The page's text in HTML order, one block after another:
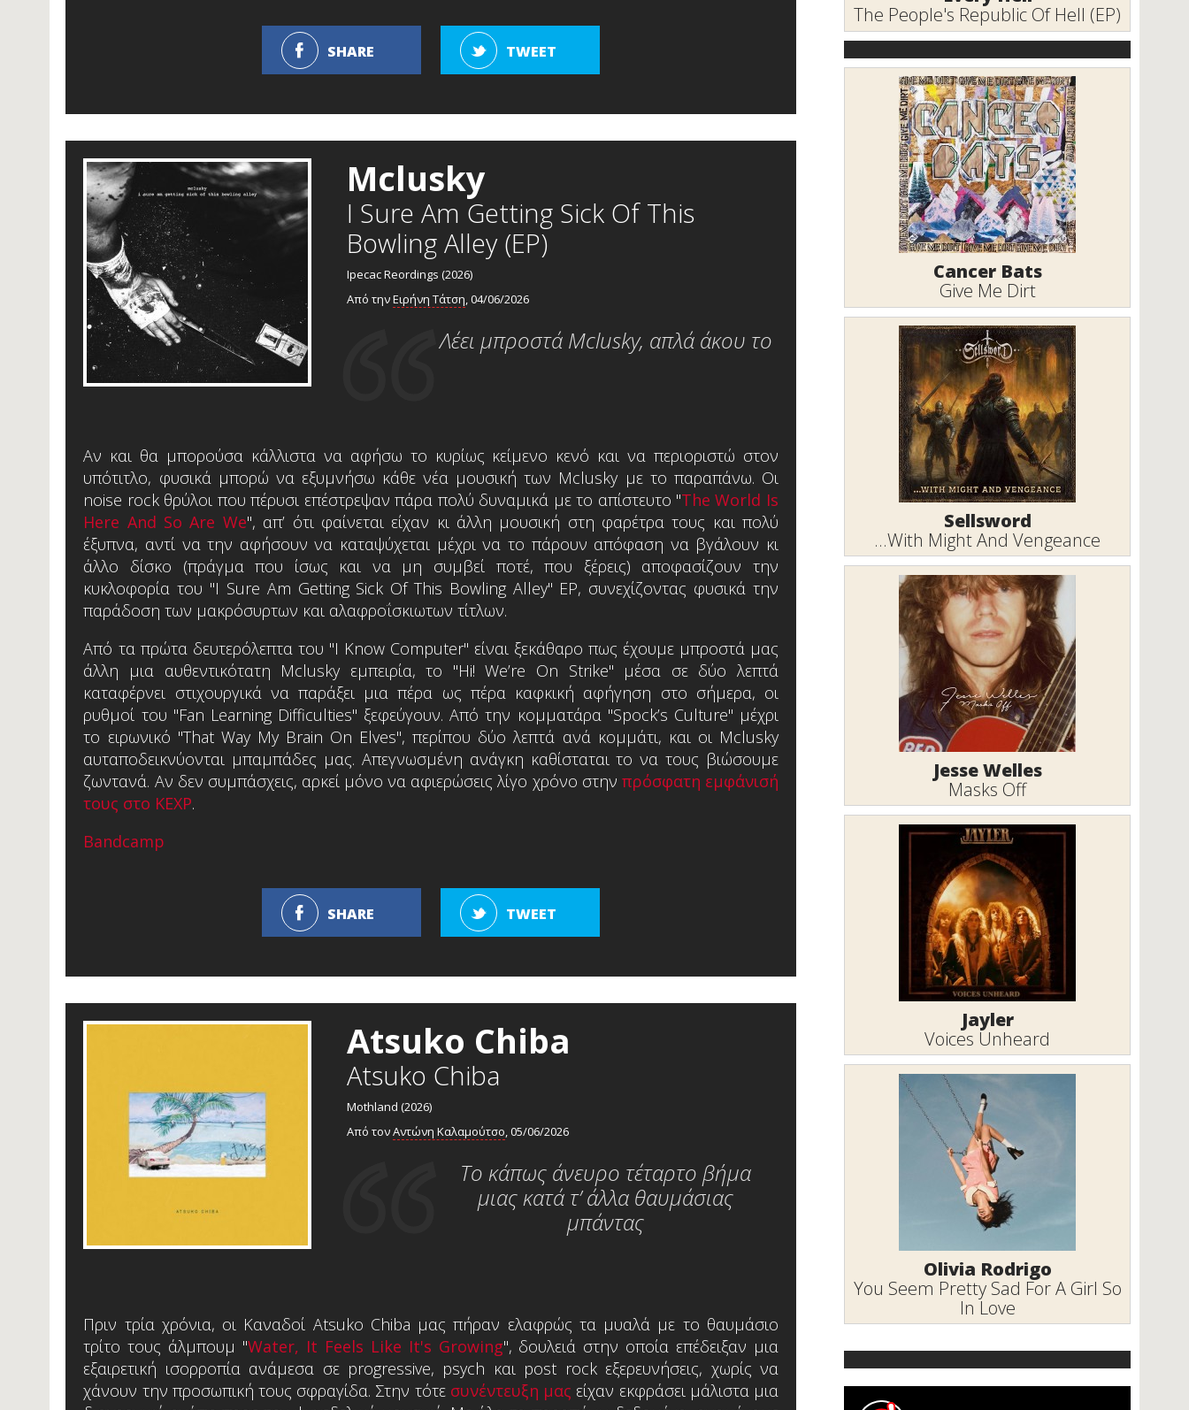
SHARE TWEET
Mclusky
I Sure Am Getting Sick Of This
Bowling Alley (EP)
Ipecac Reordings (2026)
Από τηνΕιρήνη Τάτση, 04/06/2026
Λέει μπροστά Mclusky, απλά άκου το
Αν και θα μπορούσα κάλλιστα να αφήσω το κυρίως κείμενο κενό και να περιοριστώ στον
υπότιτλο, φυσικά μπορώ να εξυμνήσω κάθε νέα μουσική των Mclusky με το παραπάνω. Οι
noise rock θρύλοι που πέρυσι επέστρεψαν πάρα πολύ δυναμικά με το απίστευτο "The World Is
Here And So Are We", απ’ ότι φαίνεται είχαν κι άλλη μουσική στη φαρέτρα τους και πολύ
έξυπνα, αντί να την αφήσουν να καταψύχεται μέχρι να το πάρουν απόφαση να βγάλουν κι
άλλο δίσκο (πράγμα που ίσως και να μη συμβεί ποτέ, που ξέρεις) αποφασίζουν την
κυκλοφορία του "I Sure Am Getting Sick Of This Bowling Alley" EP, συνεχίζοντας φυσικά την
παράδοση των μακρόσυρτων και αλαφροΐσκιωτων τίτλων.
Από τα πρώτα δευτερόλεπτα του "I Know Computer" είναι ξεκάθαρο πως έχουμε μπροστά μας
άλλη μια αυθεντικότατη Mclusky εμπειρία, το "Hi! We’re On Strike" μέσα σε δύο λεπτά
καταφέρνει στιχουργικά να παράξει μια πέρα ως πέρα καφκική αφήγηση στο σήμερα, οι
ρυθμοί του "Fan Learning Difficulties" ξεφεύγουν. Από την κομματάρα "Spock’s Culture" μέχρι
το ειρωνικό "That Way My Brain On Elves", περίπου δύο λεπτά ανά κομμάτι, και οι Mclusky
αυταποδεικνύονται μπαμπάδες μας. Απεγνωσμένη ανάγκη καθίσταται το να τους βιώσουμε
ζωντανά. Αν δεν συμπάσχεις, αρκεί μόνο να αφιερώσεις λίγο χρόνο στην πρόσφατη εμφάνισή
τους στο KEXP.
Bandcamp
SHARE TWEET
Atsuko Chiba
Atsuko Chiba
Mothland (2026)
Από τονΑντώνη Καλαμούτσο, 05/06/2026
Το κάπως άνευρο τέταρτο βήμα
μιας κατά τ’ άλλα θαυμάσιας
μπάντας
Πριν τρία χρόνια, οι Καναδοί Atsuko Chiba μας πήραν ελαφρώς τα μυαλά με το θαυμάσιο
τρίτο τους άλμπουμ "Water, It Feels Like It's Growing", δουλειά στην οποία επέδειξαν μια
εξαιρετική ισορροπία ανάμεσα σε progressive, psych και post rock εξερευνήσεις, χωρίς να
χάνουν την προσωπική τους σφραγίδα. Στην τότε συνέντευξη μας είχαν εκφράσει μάλιστα μια
The People's Republic Of Hell (EP)
Cancer Bats
Give Me Dirt
Sellsword
...With Might And Vengeance
Jesse Welles
Masks Off
Jayler
Voices Unheard
Olivia Rodrigo
You Seem Pretty Sad For A Girl So
In Love